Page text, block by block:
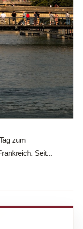
zum
Seit...